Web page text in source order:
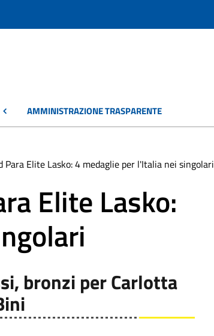
AMMINISTRAZIONE TRASPARENTE
Para Elite Lasko: 4 medaglie per l'Italia nei singolari
Elite Lasko:
bronzi per Carlotta